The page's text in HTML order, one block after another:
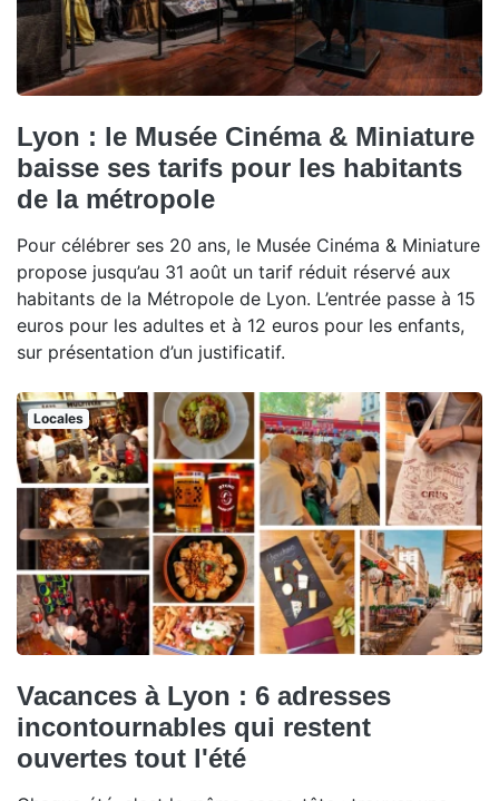
Lyon : le Musée Cinéma & Miniature
baisse ses tarifs pour les habitants
de la métropole
Pour célébrer ses 20 ans, le Musée Cinéma & Miniature
propose jusqu’au 31 août un tarif réduit réservé aux
habitants de la Métropole de Lyon. L’entrée passe à 15
euros pour les adultes et à 12 euros pour les enfants,
sur présentation d’un justificatif.
Locales
Vacances à Lyon : 6 adresses
incontournables qui restent
ouvertes tout l'été